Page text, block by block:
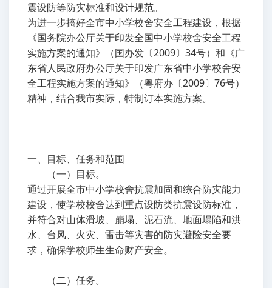
震设防等防灾标准和设计规范。
为进一步搞好全市中小学校舍安全工程建设，根据
《国务院办公厅关于印发全国中小学校舍安全工程
实施方案的通知》（国办发〔2009〕34号）和《广
东省人民政府办公厅关于印发广东省中小学校舍安
全工程实施方案的通知》（粤府办〔2009〕76号）
精神，结合我市实际，特制订本实施方案。
一、目标、任务和范围
（一）目标。
通过开展全市中小学校舍抗震加固和综合防灾能力
建设，使学校校舍达到重点设防类抗震设防标准，
并符合对山体滑坡、崩塌、泥石流、地面塌陷和洪
水、台风、火灾、雷击等灾害的防灾避险安全要
求，确保学校师生生命财产安全。
（二）任务。